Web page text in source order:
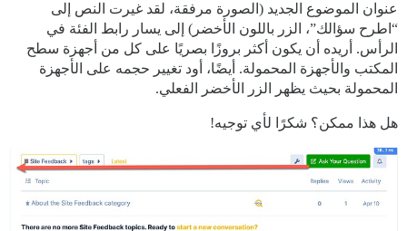
عنوان الموضوع الجديد (الصورة مرفقة، لقد غيرت النص إلى
“اطرح سؤالك”، الزر باللون الأخضر) إلى يسار رابط الفئة في
الرأس. أريده أن يكون أكثر بروزًا بصريًا على كل من أجهزة سطح
المكتب والأجهزة المحمولة. أيضًا، أود تغيير حجمه على الأجهزة
المحمولة بحيث يظهر الزر الأخضر الفعلي.
هل هذا ممكن؟ شكرًا لأي توجيه!